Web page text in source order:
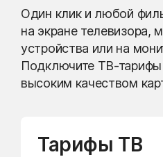
Один клик и любой
на экране телевизора,
устройства или на
Подключите ТВ-
высоким качеством
Тарифы ТВ